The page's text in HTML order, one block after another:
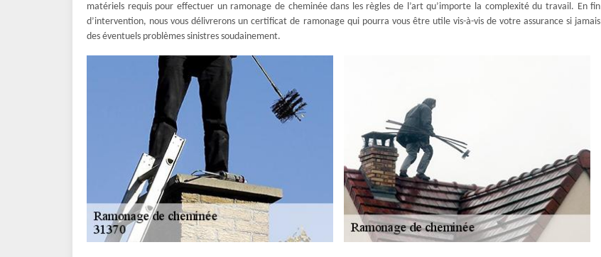
matériels requis pour effectuer un ramonage de cheminée dans les règles de l’art qu’importe la complexité du travail. En fin
d’intervention, nous vous délivrerons un certificat de ramonage qui pourra vous être utile vis-à-vis de votre assurance si jamais
des éventuels problèmes sinistres soudainement.